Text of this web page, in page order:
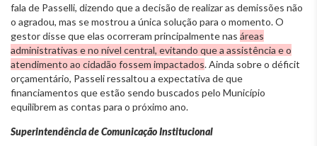
fala de Passelli, dizendo que a decisão de realizar as demissões não
o agradou, mas se mostrou a única solução para o momento. O
gestor disse que elas ocorreram principalmente nas áreas
administrativas e no nível central, evitando que a assistência e o
atendimento ao cidadão fossem impactados. Ainda sobre o déficit
orçamentário, Passeli ressaltou a expectativa de que
financiamentos que estão sendo buscados pelo Município
equilibrem as contas para o próximo ano.
Superintendência de Comunicação Institucional